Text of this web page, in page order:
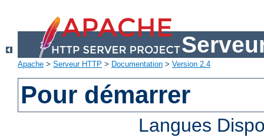
Apache > Serveur HTTP > Documentation > Version 2.4
Pour démarrer
Langues